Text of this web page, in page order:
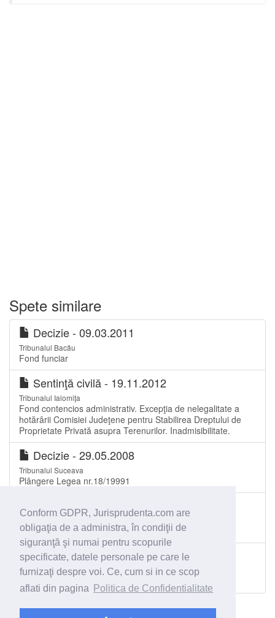
Conform GDPR, Jurisprudenta.com are
obligaţia de a administra, în condiţii de
siguranţă şi numai pentru scopurile
specificate, datele personale pe care le
furnizaţi despre voi. Ce, cum si in ce scop
aflati din pagina
Politica de Confidentialitate
Spete similare
Decizie - 09.03.2011
Tribunalul Bacău
Fond funciar
Sentinţă civilă - 19.11.2012
Tribunalul Ialomița
Fond contencios administrativ. Excepţia de nelegalitate a
hotărârii Comisiei Judeţene pentru Stabilirea Dreptului de
Proprietate Privată asupra Terenurilor. Inadmisibilitate.
Decizie - 29.05.2008
Tribunalul Suceava
Plângere Legea nr.18/19991
Decizie - 14.12.2010
Fond Funciar - plângere Legea 18/1991
Sentinţă civilă - 14.11.2008
Judecătoria Bacău
Fond funciar